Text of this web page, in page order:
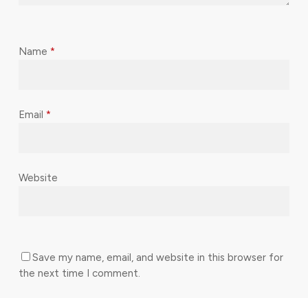
Name *
Email *
Website
Save my name, email, and website in this browser for
the next time I comment.